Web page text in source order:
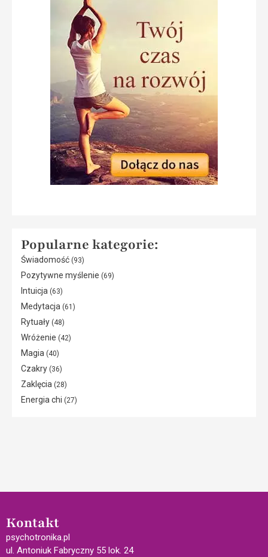
Popularne kategorie:
Świadomość (93)
Pozytywne myślenie (69)
Intuicja (63)
Medytacja (61)
Rytuały (48)
Wróżenie (42)
Magia (40)
Czakry (36)
Zaklęcia (28)
Energia chi (27)
Kontakt
psychotronika.pl
ul. Antoniuk Fabryczny 55 lok. 24